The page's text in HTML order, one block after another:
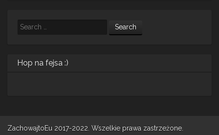
Search
Hop na fejsa :)
ZachowajtoEu 2017-2022. Wszelkie prawa zastrzeżone.